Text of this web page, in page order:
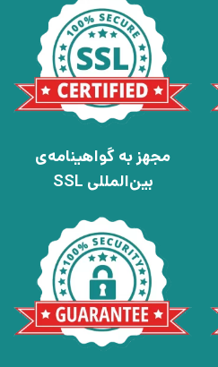
مجهز به گواهینامه‌ی
بین‌المللی SSL